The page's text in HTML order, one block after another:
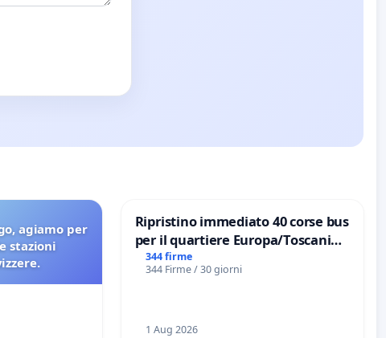
agiamo per
stazioni
Ripristino immediato 40 corse bus
per il quartiere Europa/Toscanini
di Aprilia
344 firme
344 Firme / 30 giorni
1 Aug 2026